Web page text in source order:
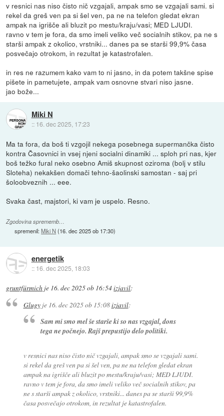
v resnici nas niso čisto nič vzgajali, ampak smo se vzgajali sami. si
rekel da greš ven pa si šel ven, pa ne na telefon gledat ekran
ampak na igrišče ali bluzit po mestu/kraju/vasi; MED LJUDI.
ravno v tem je fora, da smo imeli veliko več socialnih stikov, pa ne s
starši ampak z okolico, vrstniki... danes pa se starši 99,9% časa
posvečajo otrokom, in rezultat je katastrofalen.
in res ne razumem kako vam to ni jasno, in da potem takšne spise
pišete in pametujete, ampak vam osnovne stvari niso jasne.
jao bože...
Miki N
:: 16. dec 2025, 17:23
Ma ta fora, da boš ti vzgojil nekega posebnega supermančka čisto
kontra Časovnici in vsej njeni socialni dinamiki ... sploh pri nas, kjer
boš težko fural neko osebno Amiš skupnost oziroma (bolj v stilu
Sloteha) nekakšen domači tehno-šaolinski samostan - saj pri
šoloobveznih ... eee.
Svaka čast, majstori, ki vam je uspelo. Resno.
Zgodovina sprememb…
spremenil:Miki N (16. dec 2025 ob 17:30)
energetik
:: 16. dec 2025, 18:03
gruntfürmich je 16. dec 2025 ob 16:54izjavil:
Glugyje 16. dec 2025 ob 15:08izjavil:
Sam mi smo mel še starše ki so nas vzgajal, dons
tega ne počnejo. Rajš prepustijo delo politiki.
v resnici nas niso čisto nič vzgajali, ampak smo se vzgajali sami.
si rekel da greš ven pa si šel ven, pa ne na telefon gledat ekran
ampak na igrišče ali bluzit po mestu/kraju/vasi; MED LJUDI.
ravno v tem je fora, da smo imeli veliko več socialnih stikov, pa
ne s starši ampak z okolico, vrstniki... danes pa se starši 99,9%
časa posvečajo otrokom, in rezultat je katastrofalen.